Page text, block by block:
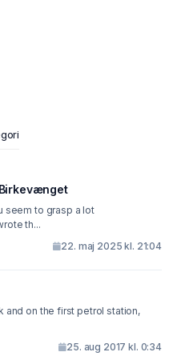
seem to grasp a lot
such as you wrote th...
22. maj 2025 kl. 21:04
25. aug 2017 kl. 0:34